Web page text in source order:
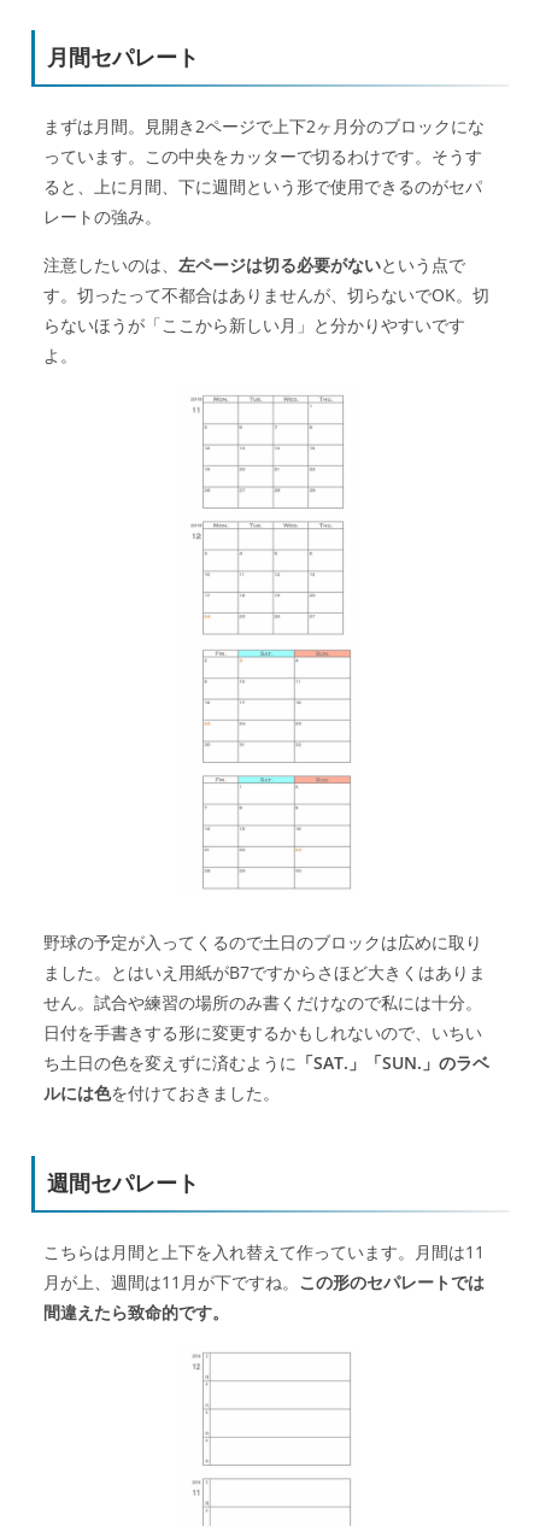
月間セパレート
まずは月間。見開き2ページで上下2ヶ月分のブロックにな
っています。この中央をカッターで切るわけです。そうす
ると、上に月間、下に週間という形で使用できるのがセパ
レートの強み。
注意したいのは、左ページは切る必要がないという点で
す。切ったって不都合はありませんが、切らないでOK。切
らないほうが「ここから新しい月」と分かりやすいです
よ。
野球の予定が入ってくるので土日のブロックは広めに取り
ました。とはいえ用紙がB7ですからさほど大きくはありま
せん。試合や練習の場所のみ書くだけなので私には十分。
日付を手書きする形に変更するかもしれないので、いちい
ち土日の色を変えずに済むように 「SAT.」「SUN.」のラベ
ルには色を付けておきました。
週間セパレート
こちらは月間と上下を入れ替えて作っています。月間は11
月が上、週間は11月が下ですね。 この形のセパレートでは
間違えたら致命的です。